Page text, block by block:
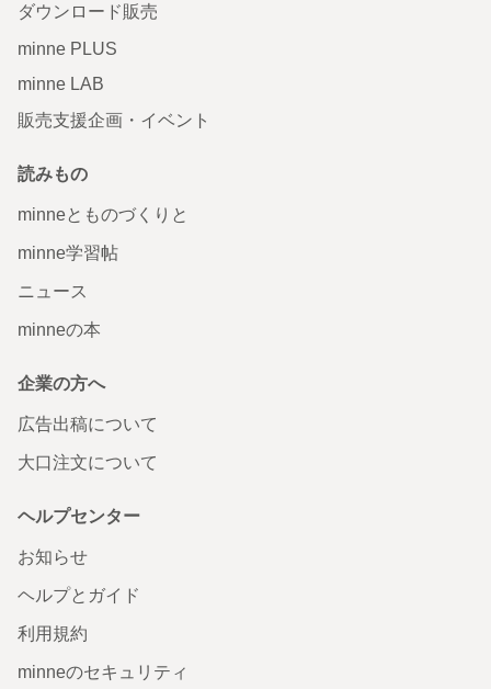
ダウンロード販売
minne PLUS
minne LAB
販売支援企画・イベント
読みもの
minneとものづくりと
minne学習帖
ニュース
minneの本
企業の方へ
広告出稿について
大口注文について
ヘルプセンター
お知らせ
ヘルプとガイド
利用規約
minneのセキュリティ